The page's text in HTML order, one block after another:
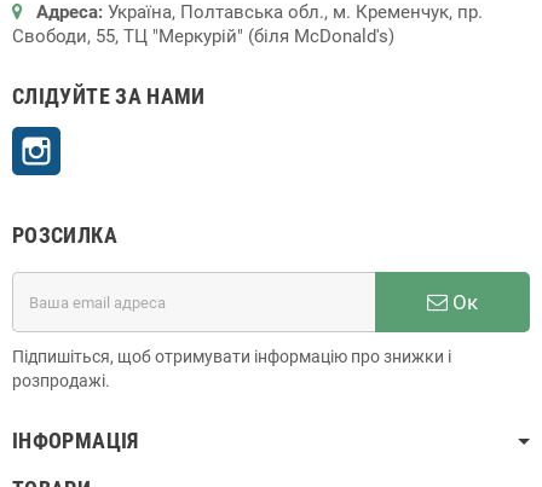
Адреса: Україна, Полтавська обл., м. Кременчук, пр.
Свободи, 55, ТЦ "Меркурій" (біля McDonald's)
СЛІДУЙТЕ ЗА НАМИ
РОЗСИЛКА
Ок
Підпишіться, щоб отримувати інформацію про знижки і
розпродажі.
ІНФОРМАЦІЯ